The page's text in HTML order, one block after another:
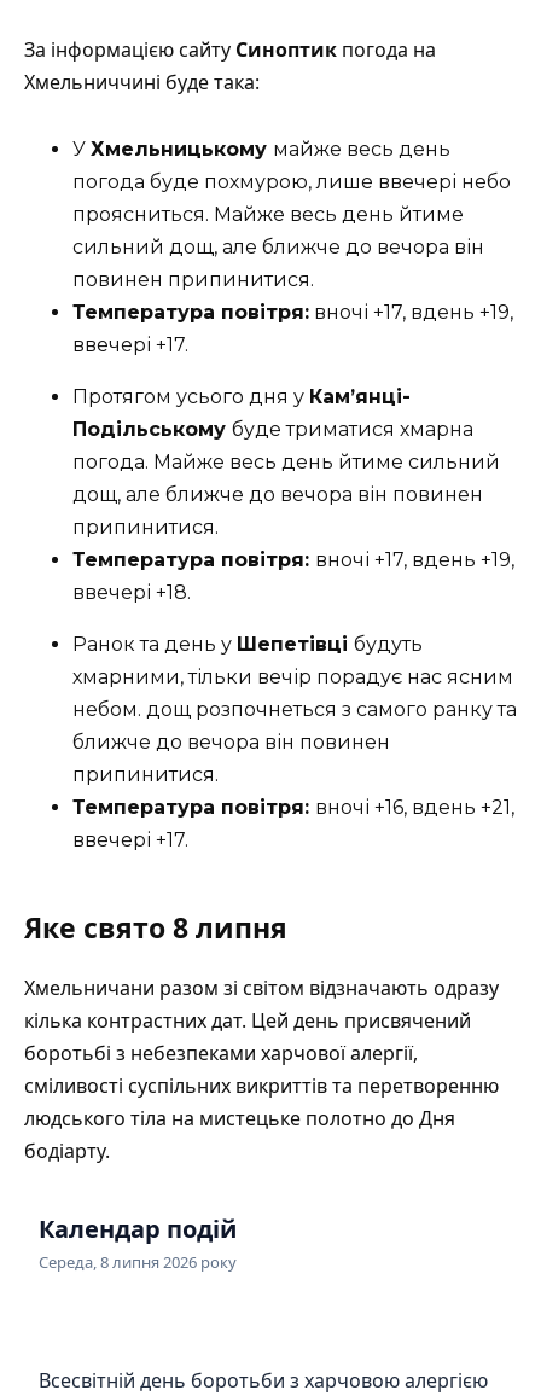
За інформацією сайту Синоптик погода на
Хмельниччині буде така:
У Хмельницькому майже весь день
погода буде похмурою, лише ввечері небо
проясниться. Майже весь день йтиме
сильний дощ, але ближче до вечора він
повинен припинитися.
Температура повітря: вночі +17, вдень +19,
ввечері +17.
Протягом усього дня у Кам’янці-
Подільському буде триматися хмарна
погода. Майже весь день йтиме сильний
дощ, але ближче до вечора він повинен
припинитися.
Температура повітря: вночі +17, вдень +19,
ввечері +18.
Ранок та день у Шепетівці будуть
хмарними, тільки вечір порадує нас ясним
небом. дощ розпочнеться з самого ранку та
ближче до вечора він повинен
припинитися.
Температура повітря: вночі +16, вдень +21,
ввечері +17.
Яке свято 8 липня
Хмельничани разом зі світом відзначають одразу
кілька контрастних дат. Цей день присвячений
боротьбі з небезпеками харчової алергії,
сміливості суспільних викриттів та перетворенню
людського тіла на мистецьке полотно до Дня
бодіарту.
Календар подій
Середа, 8 липня 2026 року
Всесвітній день боротьби з харчовою алергією